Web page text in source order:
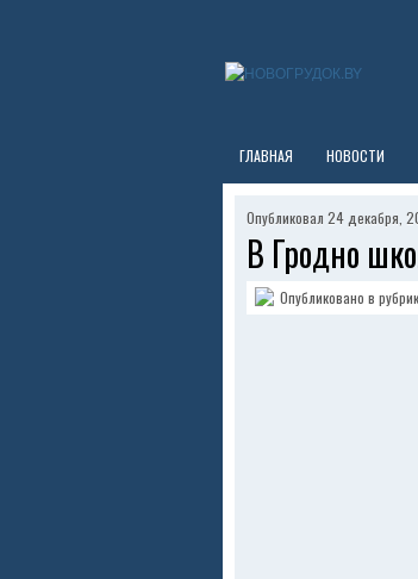
ГЛАВНАЯ НОВОСТИ
Опубликовал 24 декабря,
В Гродно
Опубликовано в